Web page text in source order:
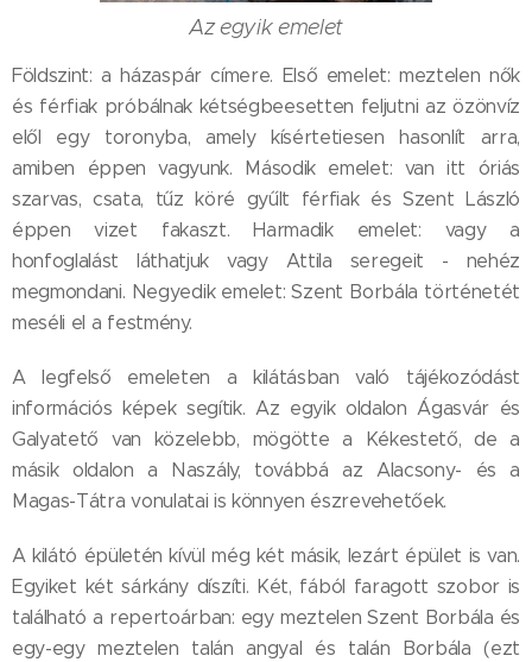
Az egyik emelet
Földszint: a házaspár címere. Első emelet: meztelen nők
és férfiak próbálnak kétségbeesetten feljutni az özönvíz
elől egy toronyba, amely kísértetiesen hasonlít arra,
amiben éppen vagyunk. Második emelet: van itt óriás
szarvas, csata, tűz köré gyűlt férfiak és Szent László
éppen vizet fakaszt. Harmadik emelet: vagy a
honfoglalást láthatjuk vagy Attila seregeit - nehéz
megmondani. Negyedik emelet: Szent Borbála történetét
meséli el a festmény.
A legfelső emeleten a kilátásban való tájékozódást
információs képek segítik. Az egyik oldalon Ágasvár és
Galyatető van közelebb, mögötte a Kékestető, de a
másik oldalon a Naszály, továbbá az Alacsony- és a
Magas-Tátra vonulatai is könnyen észrevehetőek.
A kilátó épületén kívül még két másik, lezárt épület is van.
Egyiket két sárkány díszíti. Két, fából faragott szobor is
található a repertoárban: egy meztelen Szent Borbála és
egy-egy meztelen talán angyal és talán Borbála (ezt